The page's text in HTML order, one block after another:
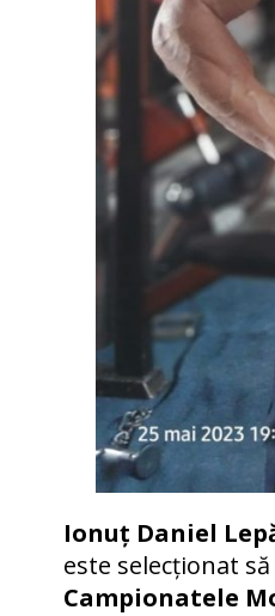
Ionuț Daniel
este selecționat
Campionatele